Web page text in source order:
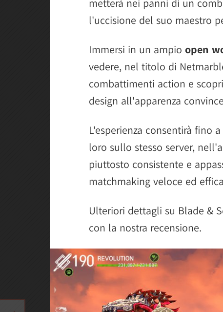
metterà nei panni di un
l'uccisione del suo maestro
Immersi in un ampio open
vedere, nel titolo di
combattimenti action e
design all'apparenza
L'esperienza consentirà fino a
loro sullo stesso server,
piuttosto consistente e
matchmaking veloce ed
Ulteriori dettagli su Blade &
con la nostra recensione.